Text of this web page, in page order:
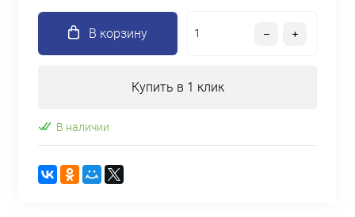
В корзину
Купить в 1 клик
В наличии